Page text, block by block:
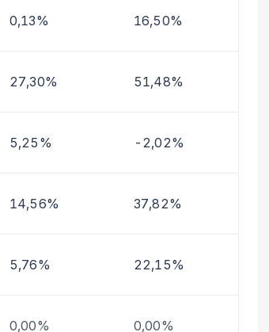
0,13% 16,50%
27,30% 51,48%
5,25% -2,02%
14,56% 37,82%
5,76% 22,15%
0,00% 0,00%